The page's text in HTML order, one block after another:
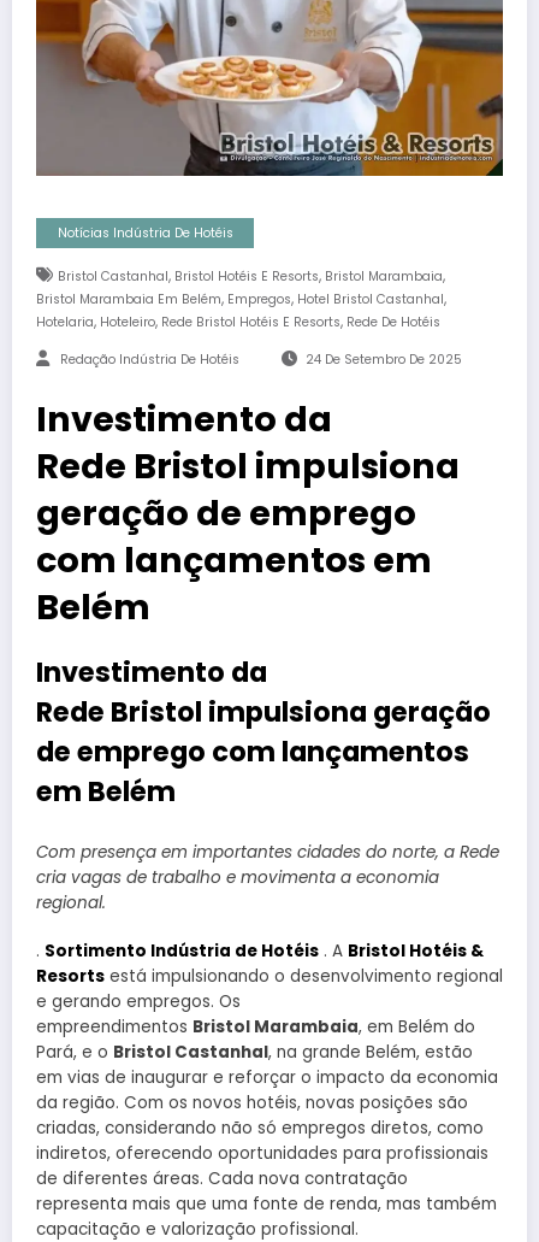
Notícias Indústria De Hotéis
Bristol Castanhal, Bristol Hotéis E Resorts, Bristol Marambaia,
Bristol Marambaia Em Belém, Empregos, Hotel Bristol Castanhal,
Hotelaria, Hoteleiro, Rede Bristol Hotéis E Resorts, Rede De Hotéis
Redação Indústria De Hotéis 24 De Setembro De 2025
Investimento da
Rede Bristol impulsiona
geração de emprego
com lançamentos em
Belém
Investimento da
Rede Bristol impulsiona geração
de emprego com lançamentos
em Belém
Com presença em importantes cidades do norte, a Rede
cria vagas de trabalho e movimenta a economia
regional.
. Sortimento Indústria de Hotéis . A Bristol Hotéis &
Resorts está impulsionando o desenvolvimento regional
e gerando empregos. Os
empreendimentos Bristol Marambaia, em Belém do
Pará, e o Bristol Castanhal, na grande Belém, estão
em vias de inaugurar e reforçar o impacto da economia
da região. Com os novos hotéis, novas posições são
criadas, considerando não só empregos diretos, como
indiretos, oferecendo oportunidades para profissionais
de diferentes áreas. Cada nova contratação
representa mais que uma fonte de renda, mas também
capacitação e valorização profissional.